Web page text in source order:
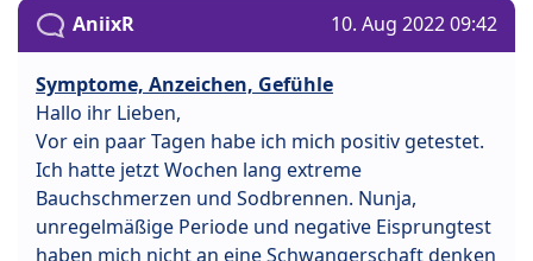
AniixR 10. Aug 2022 09:42
Symptome, Anzeichen, Gefühle
Hallo ihr Lieben,
Vor ein paar Tagen habe ich mich positiv getestet.
Ich hatte jetzt Wochen lang extreme
Bauchschmerzen und Sodbrennen. Nunja,
unregelmäßige Periode und negative Eisprungtest
haben mich nicht an eine Schwangerschaft denken